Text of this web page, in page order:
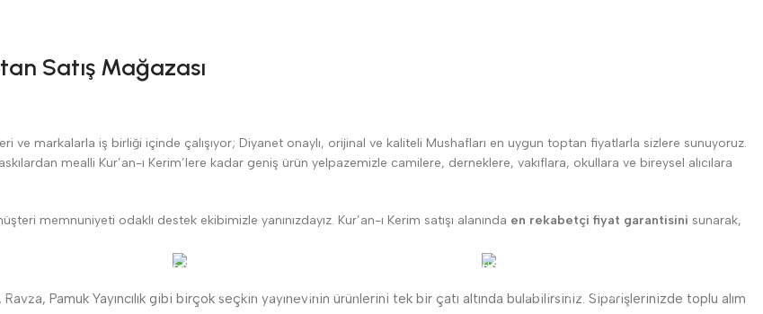
Satış Mağazası
ve markalarla iş birliği içinde çalışıyor; Diyanet onaylı, orijinal ve kaliteli Mushafları en uygun toptan fiyatlarla sizlere sunuyoruz.
mealli Kur’an-ı Kerim’lere kadar geniş ürün yelpazemizle camilere, derneklere, vakıflara, okullara ve bireysel alıcılara
memnuniyeti odaklı destek ekibimizle yanınızdayız. Kur’an-ı Kerim satışı alanında en rekabetçi fiyat garantisini sunarak,
Pamuk Yayıncılık gibi birçok seçkin yayınevinin ürünlerini tek bir çatı altında bulabilirsiniz. Siparişlerinizde toplu alım
Ödemeleriniz güvende Ertesi gün kargo